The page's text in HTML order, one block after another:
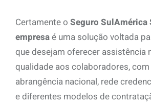
Certamente o Seguro SulAmérica
empresaé uma solução voltada
que desejam oferecer assistência
qualidade aos colaboradores,
abrangência nacional, rede
e diferentes modelos de